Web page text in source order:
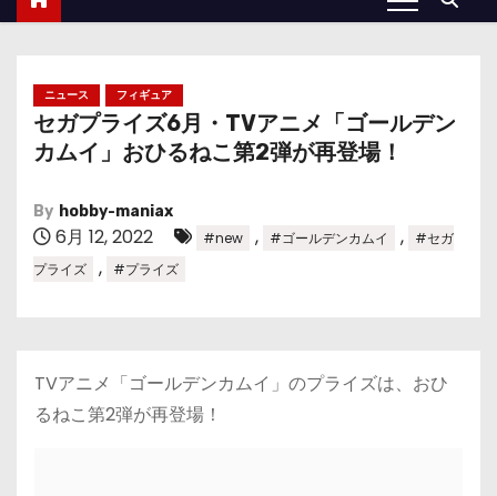
ニュース フィギュア
セガプライズ6月・TVアニメ「ゴールデン
カムイ」おひるねこ第2弾が再登場！
By hobby-maniax
6月 12, 2022 #new , #ゴールデンカムイ ,
#セガ
プライズ
, #プライズ
TVアニメ「ゴールデンカムイ」のプライズは、おひ
るねこ第2弾が再登場！